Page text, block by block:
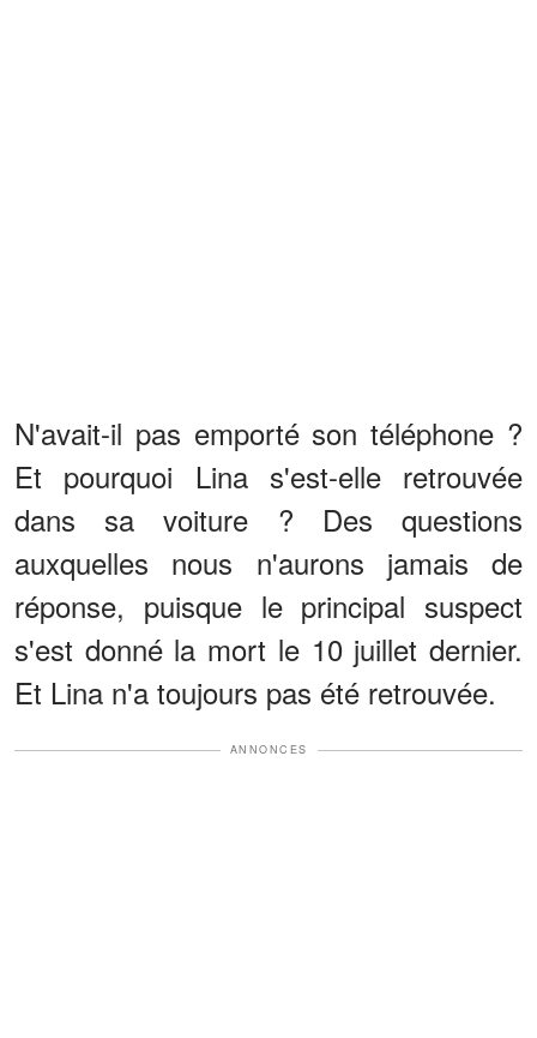
N'avait-il pas emporté son téléphone ?
Et pourquoi Lina s'est-elle retrouvée
dans sa voiture ? Des questions
auxquelles nous n'aurons jamais de
réponse, puisque le principal suspect
s'est donné la mort le 10 juillet dernier.
Et Lina n'a toujours pas été retrouvée.
ANNONCES